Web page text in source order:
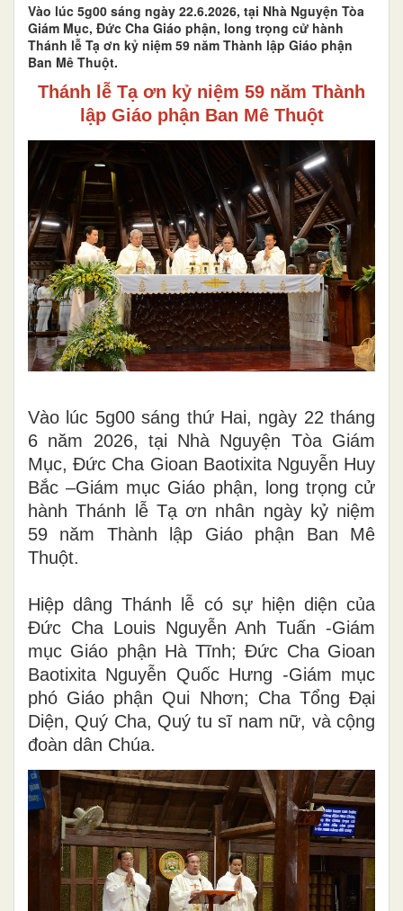
Vào lúc 5g00 sáng ngày 22.6.2026, tại Nhà Nguyện Tòa
Giám Mục, Đức Cha Giáo phận, long trọng cử hành
Thánh lễ Tạ ơn kỷ niệm 59 năm Thành lập Giáo phận
Ban Mê Thuột.
Thánh lễ Tạ ơn kỷ niệm 59 năm Thành
lập Giáo phận Ban Mê Thuột
Vào lúc 5g00 sáng thứ Hai, ngày 22 tháng
6 năm 2026, tại Nhà Nguyện Tòa Giám
Mục, Đức Cha Gioan Baotixita Nguyễn Huy
Bắc –Giám mục Giáo phận, long trọng cử
hành Thánh lễ Tạ ơn nhân ngày kỷ niệm
59 năm Thành lập Giáo phận Ban Mê
Thuột.
Hiệp dâng Thánh lễ có sự hiện diện của
Đức Cha Louis Nguyễn Anh Tuấn -Giám
mục Giáo phận Hà Tĩnh; Đức Cha Gioan
Baotixita Nguyễn Quốc Hưng -Giám mục
phó Giáo phận Qui Nhơn; Cha Tổng Đại
Diện, Quý Cha, Quý tu sĩ nam nữ, và cộng
đoàn dân Chúa.